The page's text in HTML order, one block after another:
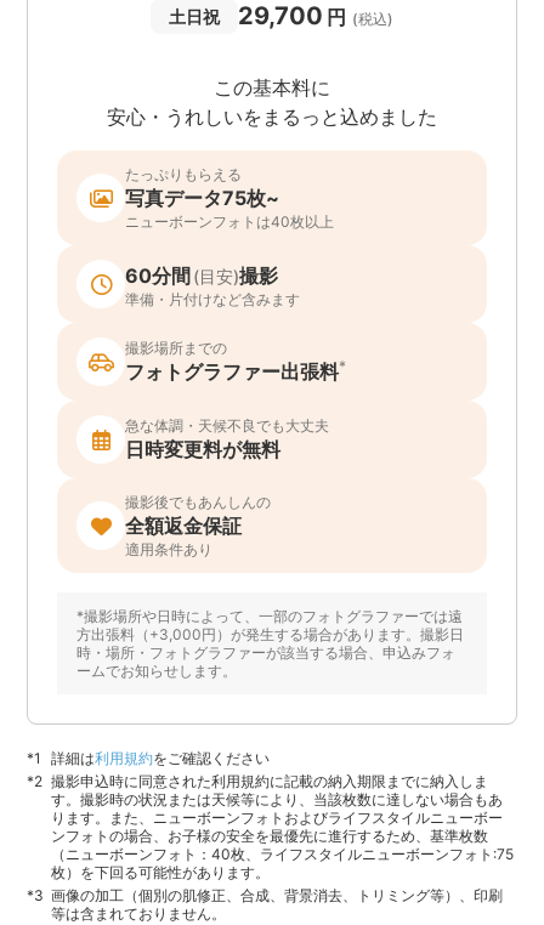
土日祝 29,700 円 (税込)
この基本料に
安心・うれしいをまるっと込めました
たっぷりもらえる
写真データ75枚~
ニューボーンフォトは40枚以上
60分間(目安)撮影
準備・片付けなど含みます
撮影場所までの
フォトグラファー出張料*
急な体調・天候不良でも大丈夫
日時変更料が無料
撮影後でもあんしんの
全額返金保証
適用条件あり
*撮影場所や日時によって、一部のフォトグラファーでは遠
方出張料（+3,000円）が発生する場合があります。撮影日
時・場所・フォトグラファーが該当する場合、申込みフォ
ームでお知らせします。
詳細は利用規約をご確認ください
撮影申込時に同意された利用規約に記載の納入期限までに納入しま
す。撮影時の状況または天候等により、当該枚数に達しない場合もあ
ります。また、ニューボーンフォトおよびライフスタイルニューボー
ンフォトの場合、お子様の安全を最優先に進行するため、基準枚数
（ニューボーンフォト：40枚、ライフスタイルニューボーンフォト:75
枚）を下回る可能性があります。
画像の加工（個別の肌修正、合成、背景消去、トリミング等）、印刷
等は含まれておりません。